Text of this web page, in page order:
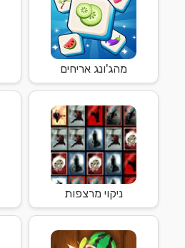
מהג'ונג אריחים
ניקוי מרצפות